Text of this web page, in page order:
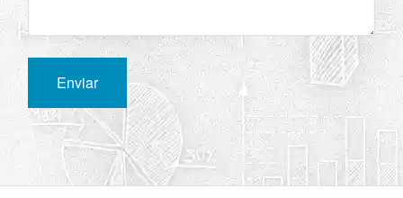
Enviar